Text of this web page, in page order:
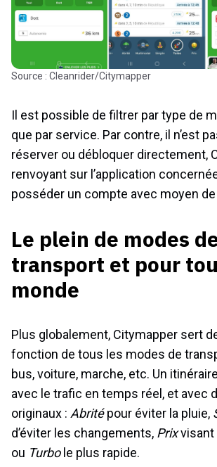
Source : Cleanrider/Citymapper
Il est possible de filtrer par type de
que par service. Par contre, il n’est
réserver ou débloquer directement,
renvoyant sur l’application
posséder un compte avec moyen
Le plein de modes
transport et pour
monde
Plus globalement, Citymapper sert
fonction de tous les modes de
bus, voiture, marche, etc. Un
avec le trafic en temps réel, et avec
originaux : Abritépour éviter la pluie,
d’éviter les changements, Prixvisant
ou Turbole plus rapide.